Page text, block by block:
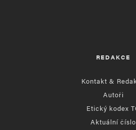
REDAKCE
Kontakt &
Autoři
Etický kodex
Aktuální číslo